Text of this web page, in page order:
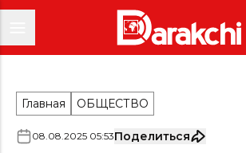
Главная ОБЩЕСТВО
08.08.2025 05:53Поделиться